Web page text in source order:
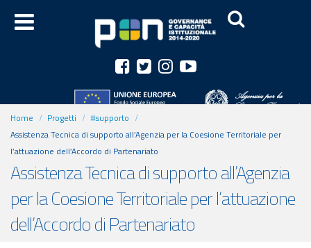
Home Progetti
#supporto
Assistenza Tecnica di supporto all’Agenzia per la Coesione Territoriale per
l’attuazione dell’Accordo di Partenariato
Assistenza Tecnica di supporto all’Agenzia
per la Coesione Territoriale per l’attuazione
dell’Accordo di Partenariato